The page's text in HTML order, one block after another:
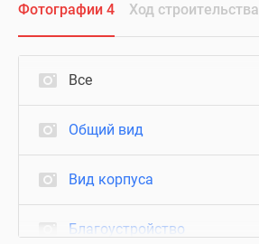
Фотографии 4 Ход строительства
Все
Общий вид
Вид корпуса
Благоустройство